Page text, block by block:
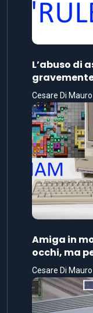
L’abuso di
Cesare Di Mauro
Amiga in
occhi, ma
Cesare Di Mauro